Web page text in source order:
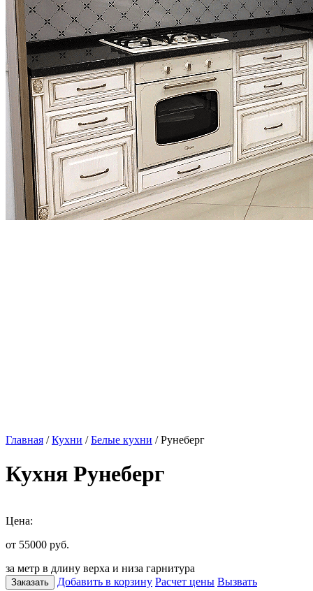
Главная /Кухни /Белые кухни / Рунеберг
Кухня Рунеберг
Цена:
от 55000 руб.
за метр в длину верха и низа гарнитура
Заказать Добавить в корзину Расчет цены Вызвать